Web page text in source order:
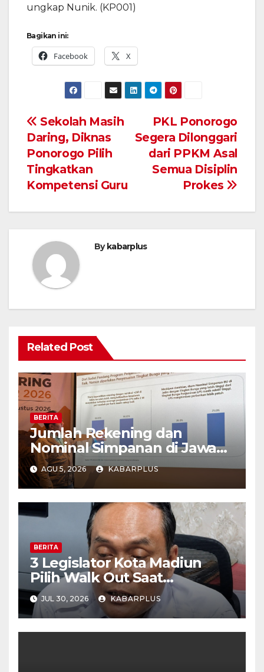
ungkap Nunik. (KP001)
Bagikan ini:
Facebook X
Navigasi
pos
PKL Ponorogo
Segera Dilonggari
dari PPKM Asal
Semua Disiplin
Prokes
Sekolah Masih
Daring, Diknas
Ponorogo Pilih
Tingkatkan
Kompetensi Guru
Bykabarplus
Related Post
BERITA
Jumlah Rekening dan
Nominal Simpanan di Jawa
Timur Meningkat 1,17% Year
on Year.
AGU 5, 2026 KABARPLUS
BERITA
3 Legislator Kota Madiun
Pilih Walk Out Saat
Paripurna
JUL 30, 2026 KABARPLUS